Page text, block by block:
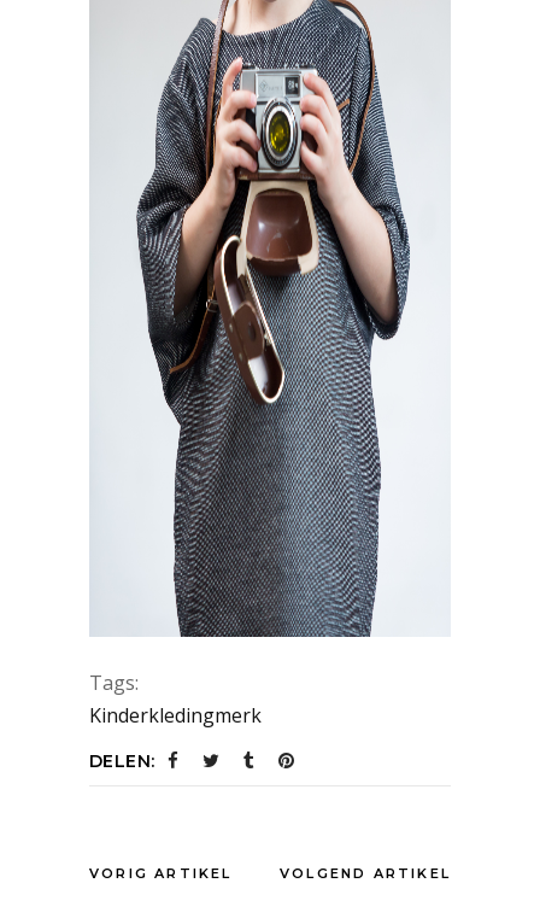
Tags:
Kinderkledingmerk
DELEN:
VORIG ARTIKEL VOLGEND ARTIKEL